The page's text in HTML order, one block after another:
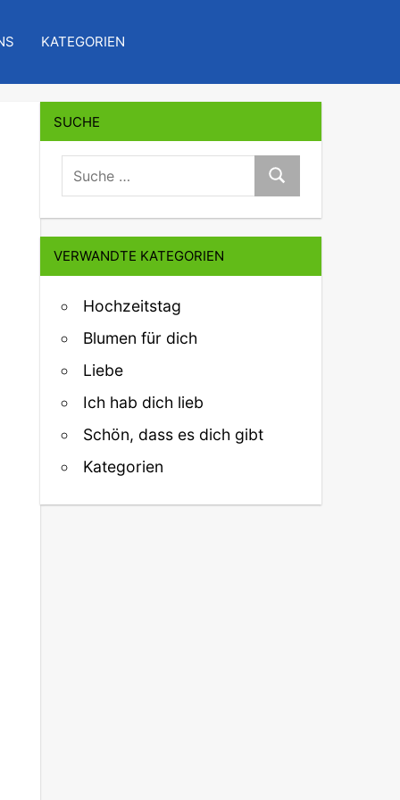
KATEGORIEN
SUCHE
suche:
Suche
VERWANDTE KATEGORIEN
Hochzeitstag
Blumen für dich
Liebe
Ich hab dich lieb
Schön, dass es dich gibt
Kategorien